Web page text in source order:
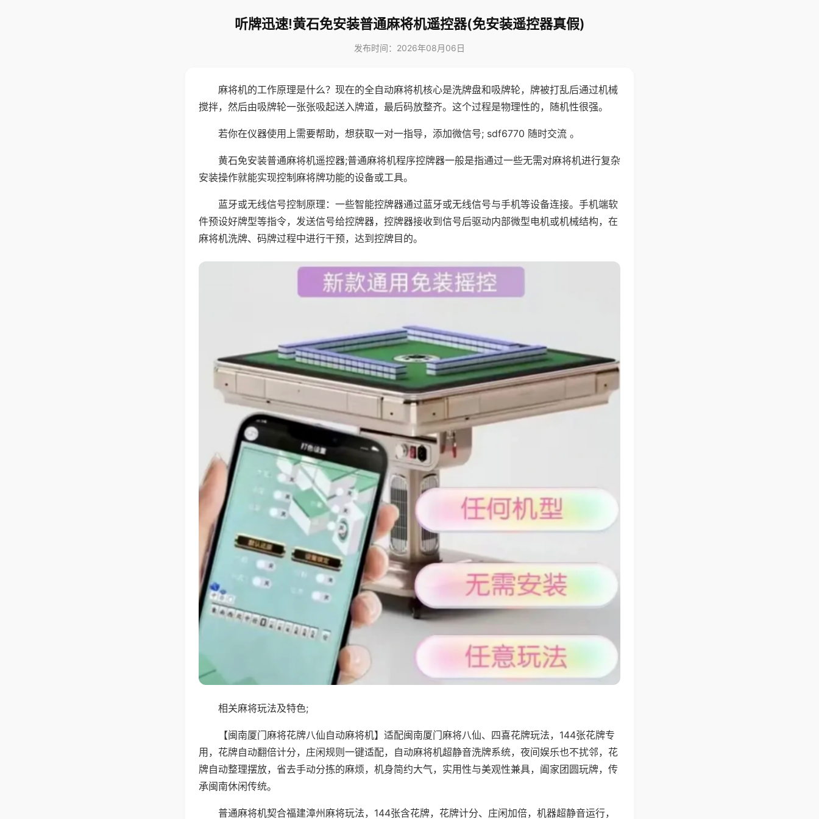
听牌迅速!黄石免安装普通麻将机遥控器(免安装遥控器真假)
发布时间：2026年08月06日
麻将机的工作原理是什么？现在的全自动麻将机核心是洗牌盘和吸牌轮，牌被打乱后通过机械
搅拌，然后由吸牌轮一张张吸起送入牌道，最后码放整齐。这个过程是物理性的，随机性很强。
若你在仪器使用上需要帮助，想获取一对一指导，添加微信号; sdf6770 随时交流 。
黄石免安装普通麻将机遥控器;普通麻将机程序控牌器一般是指通过一些无需对麻将机进行复杂
安装操作就能实现控制麻将牌功能的设备或工具。
蓝牙或无线信号控制原理：一些智能控牌器通过蓝牙或无线信号与手机等设备连接。手机端软
件预设好牌型等指令，发送信号给控牌器，控牌器接收到信号后驱动内部微型电机或机械结构，在
麻将机洗牌、码牌过程中进行干预，达到控牌目的。
相关麻将玩法及特色;
【闽南厦门麻将花牌八仙自动麻将机】适配闽南厦门麻将八仙、四喜花牌玩法，144张花牌专
用，花牌自动翻倍计分，庄闲规则一键适配，自动麻将机超静音洗牌系统，夜间娱乐也不扰邻，花
牌自动整理摆放，省去手动分拣的麻烦，机身简约大气，实用性与美观性兼具，阖家团圆玩牌，传
承闽南休闲传统。
普通麻将机契合福建漳州麻将玩法，144张含花牌，花牌计分、庄闲加倍，机器超静音运行，